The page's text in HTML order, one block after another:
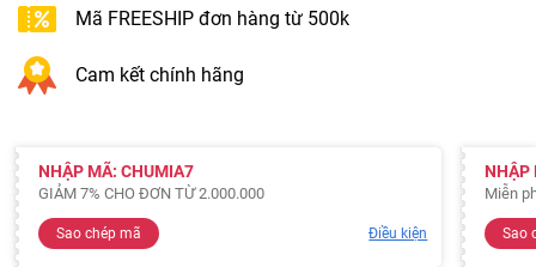
Mã FREESHIP đơn hàng từ 500k
Cam kết chính hãng
NHẬP MÃ: CHUMIA7
GIẢM 7% CHO ĐƠN TỪ 2.000.000
Sao chép mã Điều kiện
NHẬP
Miễn
Sao